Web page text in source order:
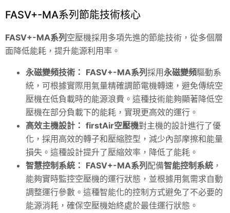
FASV+-MA系列節能技術核心
FASV+-MA系列 空壓機採用多項先進的節能技術，從多個層
面降低能耗，提升能源利用率。
永磁變頻技術： FASV+-MA系列 採用永磁變頻驅動系
統，可根據實際用氣量精確調節電機轉速，避免傳統空
壓機在低負載時的能源浪費。這種技術能夠顯著降低空
壓機在部分負載下的能耗，實現更高效的運行。
高效主機設計： firstAir空壓機對主機的設計進行了優
化，採用高效的轉子和壓縮腔型，減少內部摩擦和能量
損失。這種設計提升了壓縮效率，降低了能耗。
智慧控制系統： FASV+-MA系列 配備智能控制系統 ，
能夠實時監控空壓機的運行狀態，並根據用氣需求自動
調整運行參數。這種智能化的控制方式避免了不必要的
能源消耗，確保空壓機始終處於最佳運行狀態。